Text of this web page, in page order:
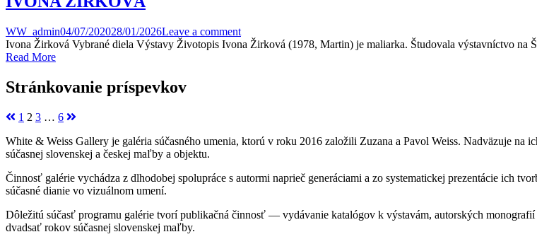
WW_admin04/07/202028/01/2026Leave a comment
Ivona Žirková Vybrané diela Výstavy Životopis Ivona Žirková (1978, Martin) je maliarka. Študovala výstavníctvo na
Read More
Stránkovanie príspevkov
1 2 3 … 6
White & Weiss Gallery je galéria súčasného umenia, ktorú v roku 2016 založili Zuzana a Pavol Weiss. Nadväzuje
súčasnej slovenskej a českej maľby a objektu.
Činnosť galérie vychádza z dlhodobej spolupráce s autormi naprieč generáciami a zo systematickej prezentácie ich
súčasné dianie vo vizuálnom umení.
Dôležitú súčasť programu galérie tvorí publikačná činnosť — vydávanie katalógov k výstavám, autorských
dvadsať rokov súčasnej slovenskej maľby.